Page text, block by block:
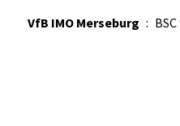
VfB IMO Merseburg :